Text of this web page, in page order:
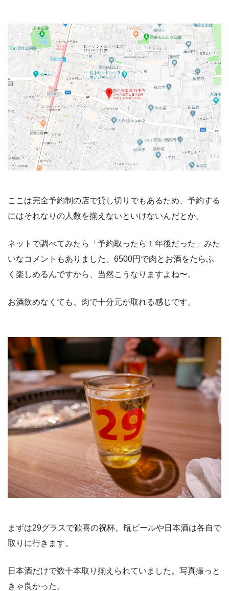
ここは完全予約制の店で貸し切りでもあるため、予約する
にはそれなりの人数を揃えないといけないんだとか。
ネットで調べてみたら「予約取ったら１年後だった」みた
いなコメントもありました。6500円で肉とお酒をたらふ
く楽しめるんですから、当然こうなりますよね〜。
お酒飲めなくても、肉で十分元が取れる感じです。
まずは29グラスで歓喜の祝杯。瓶ビールや日本酒は各自で
取りに行きます。
日本酒だけで数十本取り揃えられていました。写真撮っと
きゃ良かった。